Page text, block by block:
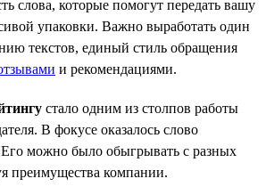
слова, которые помогут передать вашу
упаковки. Важно выработать один
текстов, единый стиль обращения
и рекомендациями.
стало одним из столпов работы
В фокусе оказалось слово
Его можно было обыгрывать с разных
преимущества компании.